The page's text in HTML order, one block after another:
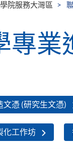
院服務大灣區
專業
文憑 (研究生文憑)
化工作坊